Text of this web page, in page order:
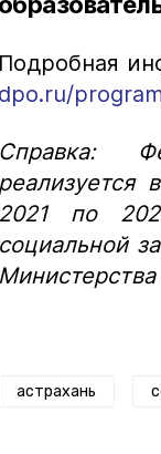
Подробная
dpo.ru/
Справка:
реализуется
2021 по
социальной
астрахань